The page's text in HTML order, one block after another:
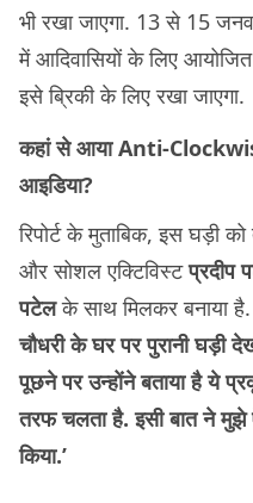
भी रखा जाएगा. 13 से 15
में आदिवासियों के लिए
इसे ब्रिकी के लिए रखा जाएगा.
कहां से आया Anti-
आइडिया?
रिपोर्ट के मुताबिक, इस घड़ी
और सोशल एक्टिविस्टप्रदीप
पटेलके साथ मिलकर बनाया है.
चौधरी के घर पर पुरानी घड़ी
पूछने पर उन्होंने बताया है ये
तरफ चलता है. इसी बात ने मुझे
किया.’